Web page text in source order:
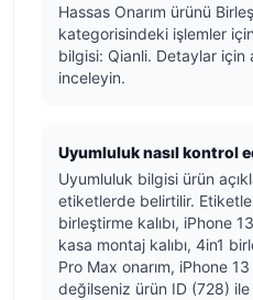
Hassas Onarım ürünü
kategorisindeki işlemler
bilgisi: Qianli. Detaylar için
inceleyin.
Uyumluluk nasıl kontrol
Uyumluluk bilgisi ürün
etiketlerde belirtilir.
birleştirme kalıbı, iPhone
kasa montaj kalıbı, 4in1
Pro Max onarım, iPhone
değilseniz ürün ID (728) ile